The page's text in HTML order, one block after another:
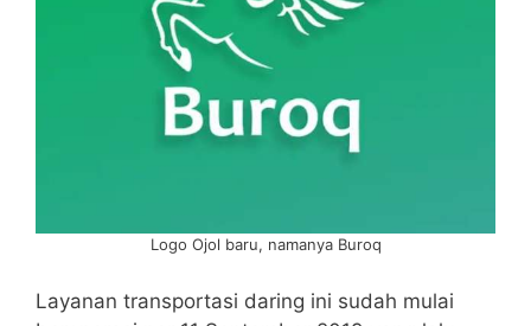
Logo Ojol baru, namanya Buroq
Layanan transportasi daring ini sudah mulai